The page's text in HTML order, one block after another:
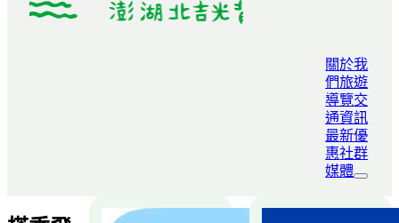
關於我
們旅遊
導覽交
通資訊
最新優
惠社群
媒體